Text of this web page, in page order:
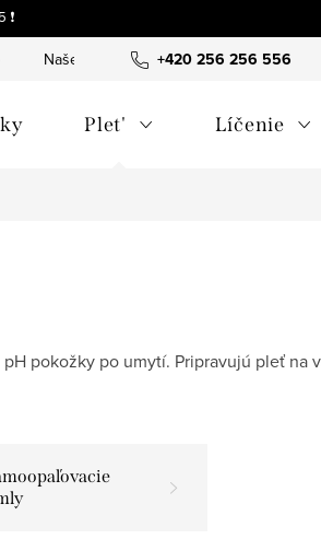
+420 256 256 556
Naše tipy a príbehy O nás
Plet' Líčenie
pokožky po umytí. Pripravujú pleť